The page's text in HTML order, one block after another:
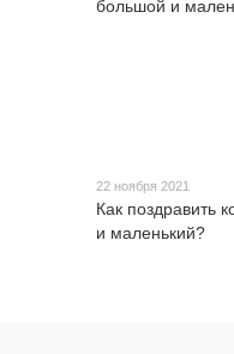
22 ноября 2021
Как поздравить
и маленький?